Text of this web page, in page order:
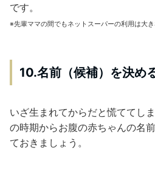
です。
※先輩ママの間でもネットスーパーの利用は大き
10.名前（候補）を決め
いざ生まれてからだと慌ててし
の時期からお腹の赤ちゃんの名
ておきましょう。